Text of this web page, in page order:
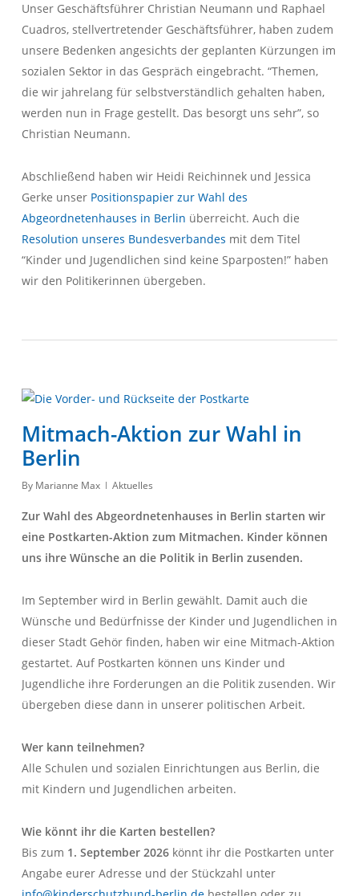
Unser Geschäftsführer Christian Neumann und Raphael
Cuadros, stellvertretender Geschäftsführer, haben zudem
unsere Bedenken angesichts der geplanten Kürzungen im
sozialen Sektor in das Gespräch eingebracht. “Themen,
die wir jahrelang für selbstverständlich gehalten haben,
werden nun in Frage gestellt. Das besorgt uns sehr”, so
Christian Neumann.
Abschließend haben wir Heidi Reichinnek und Jessica
Gerke unser Positionspapier zur Wahl des
Abgeordnetenhauses in Berlin überreicht. Auch die
Resolution unseres Bundesverbandes mit dem Titel
“Kinder und Jugendlichen sind keine Sparposten!” haben
wir den Politikerinnen übergeben.
Mitmach-Aktion zur Wahl in
Berlin
By Marianne Max Aktuelles
Zur Wahl des Abgeordnetenhauses in Berlin starten wir
eine Postkarten-Aktion zum Mitmachen. Kinder können
uns ihre Wünsche an die Politik in Berlin zusenden.
Im September wird in Berlin gewählt. Damit auch die
Wünsche und Bedürfnisse der Kinder und Jugendlichen in
dieser Stadt Gehör finden, haben wir eine Mitmach-Aktion
gestartet. Auf Postkarten können uns Kinder und
Jugendliche ihre Forderungen an die Politik zusenden. Wir
übergeben diese dann in unserer politischen Arbeit.
Wer kann teilnehmen?
Alle Schulen und sozialen Einrichtungen aus Berlin, die
mit Kindern und Jugendlichen arbeiten.
Wie könnt ihr die Karten bestellen?
Bis zum 1. September 2026könnt ihr die Postkarten unter
Angabe eurer Adresse und der Stückzahl unter